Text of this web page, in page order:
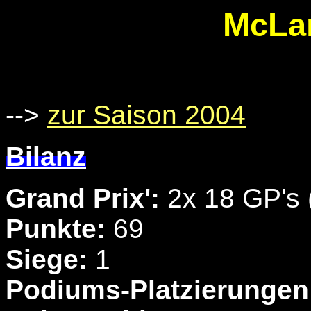
--> zur Saison 2004
Bilanz
Grand Prix': 2x 18 GP's
Punkte: 69
Siege: 1
Podiums-